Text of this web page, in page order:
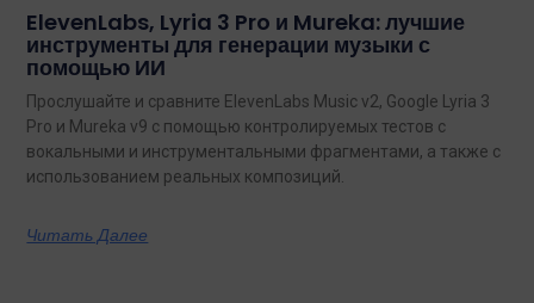
ElevenLabs, Lyria 3 Pro и Mureka: лучшие
инструменты для генерации музыки с
помощью ИИ
Прослушайте и сравните ElevenLabs Music v2, Google Lyria 3
Pro и Mureka v9 с помощью контролируемых тестов с
вокальными и инструментальными фрагментами, а также с
использованием реальных композиций.
Читать Далее